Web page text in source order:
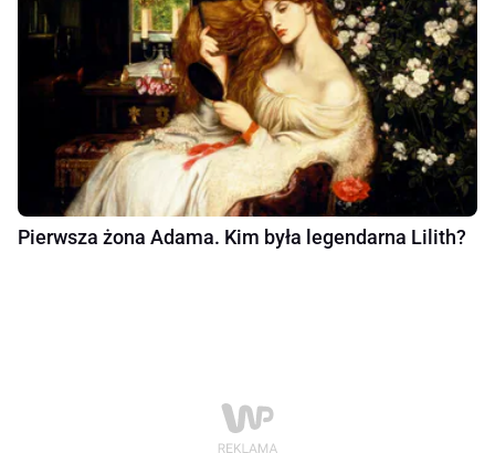
Pierwsza żona Adama. Kim była legendarna Lilith?